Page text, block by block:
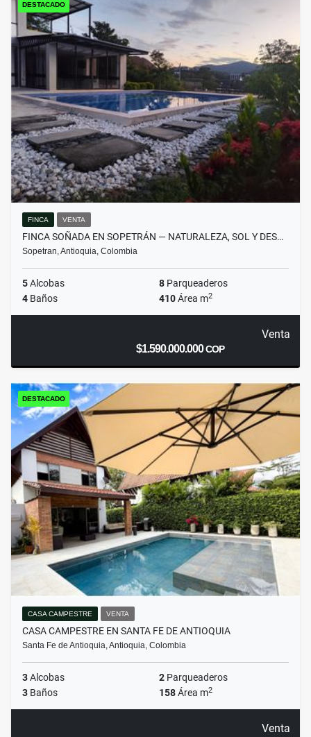
DESTACADO
FINCA VENTA
FINCA SOÑADA EN SOPETRÁN — NATURALEZA, SOL Y DES…
Sopetran, Antioquia, Colombia
5Alcobas 8 Parqueaderos
4 Baños 410Área m2
Venta
$1.590.000.000COP
DESTACADO
CASA CAMPESTRE VENTA
CASA CAMPESTRE EN SANTA FE DE ANTIOQUIA
Santa Fe de Antioquia, Antioquia, Colombia
3Alcobas 2 Parqueaderos
3 Baños 158Área m2
Venta